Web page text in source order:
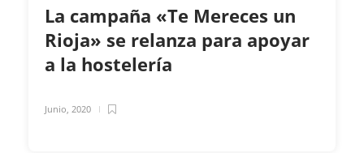
La campaña «Te Mereces un
Rioja» se relanza para apoyar
a la hostelería
Junio, 2020